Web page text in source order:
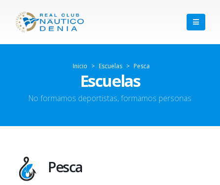
Inicio > Escuelas > Pesca
Escuelas
No formamos deportistas, formamos personas
Pesca